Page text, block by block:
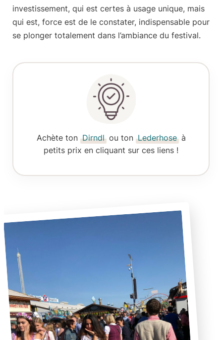
investissement, qui est certes à usage unique, mais
qui est, force est de le constater, indispensable pour
se plonger totalement dans l’ambiance du festival.
Achète ton Dirndl ou ton Lederhose à
petits prix en cliquant sur ces liens !